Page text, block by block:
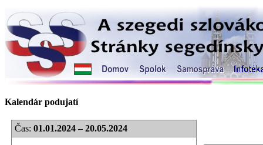
Kalendár podujatí
Čas: 01.01.2024 – 20.05.2024